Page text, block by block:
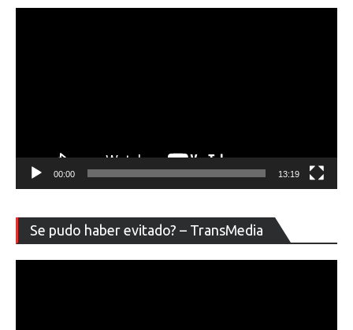
00:00 13:19
Se pudo haber evitado? – TransMedia
de